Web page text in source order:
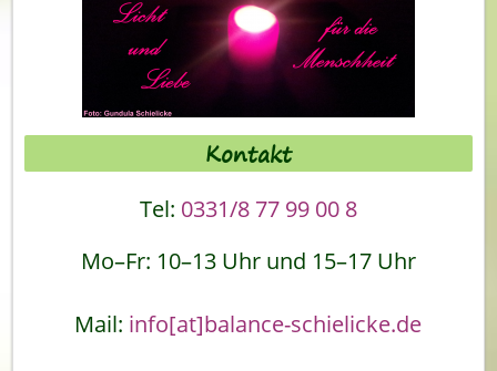
Kontakt
Tel: 0331/8 77 99 00 8
Mo–Fr: 10–13 Uhr und 15–17 Uhr
Mail: info[at]balance-schielicke.de